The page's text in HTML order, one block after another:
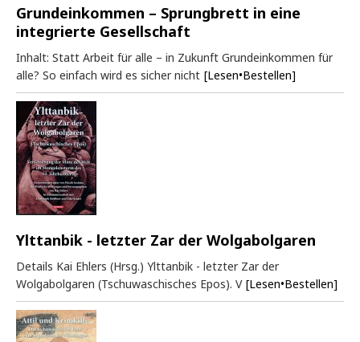
Grundeinkommen – Sprungbrett in eine
integrierte Gesellschaft
Inhalt: Statt Arbeit für alle – in Zukunft Grundeinkommen für
alle? So einfach wird es sicher nicht [Lesen•Bestellen]
Ylttanbik - letzter Zar der Wolgabolgaren
Details Kai Ehlers (Hrsg.) Ylttanbik - letzter Zar der
Wolgabolgaren (Tschuwaschisches Epos). V [Lesen•Bestellen]